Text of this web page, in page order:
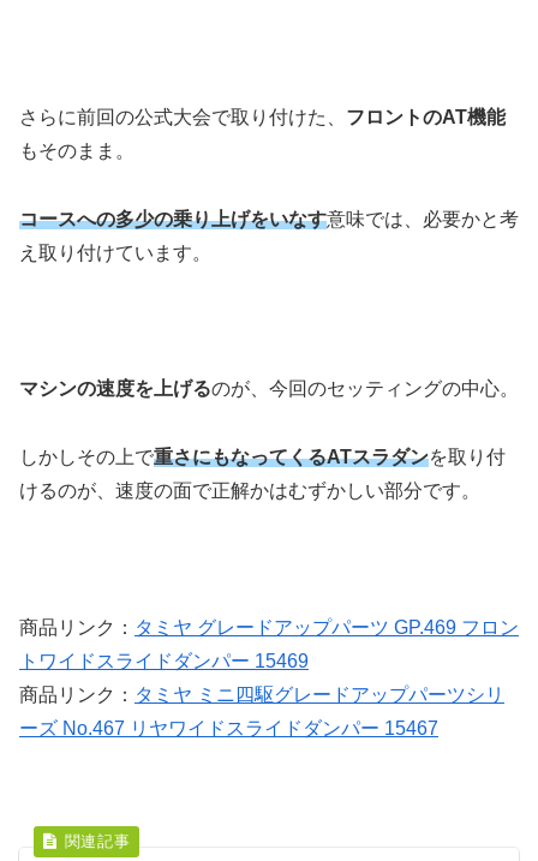
さらに前回の公式大会で取り付けた、 フロントのAT機能
もそのまま。
コースへの多少の乗り上げをいなす意味では、必要かと考
え取り付けています。
マシンの速度を上げるのが、今回のセッティングの中心。
しかしその上で重さにもなってくるATスラダンを取り付
けるのが、速度の面で正解かはむずかしい部分です。
商品リンク： タミヤ グレードアップパーツ GP.469 フロン
トワイドスライドダンパー 15469
商品リンク： タミヤ ミニ四駆グレードアップパーツシリ
ーズ No.467 リヤワイドスライドダンパー 15467